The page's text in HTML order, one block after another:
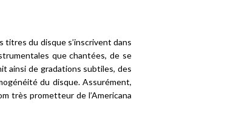
titres du disque s’inscrivent dans
que chantées, de se
ainsi de gradations subtiles, des
du disque. Assurément,
très prometteur de l’Americana